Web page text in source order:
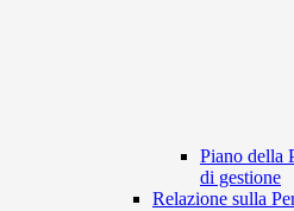
Piano della
di gestione
Relazione sulla